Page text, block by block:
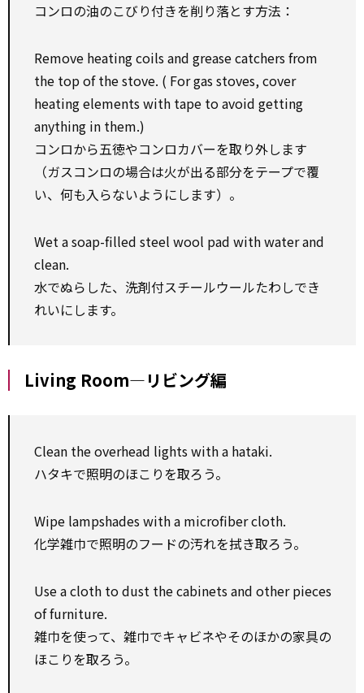
コンロの油のこびり付きを削り落とす方法：
Remove heating coils and grease catchers from
the top of the stove. ( For gas stoves, cover
heating elements with tape to avoid getting
anything in them.)
コンロから五徳やコンロカバーを取り外します
（ガスコンロの場合は火が出る部分をテープで覆
い、何も入らないようにします）。
Wet a soap-filled steel wool pad with water and
clean.
水でぬらした、洗剤付スチールウールたわしでき
れいにします。
Living Room―リビング編
Clean the overhead lights with a hataki.
ハタキで照明のほこりを取ろう。
Wipe lampshades with a microfiber cloth.
化学雑巾で照明のフードの汚れを拭き取ろう。
Use a cloth to dust the cabinets and other pieces
of furniture.
雑巾を使って、雑巾でキャビネやそのほかの家具の
ほこりを取ろう。